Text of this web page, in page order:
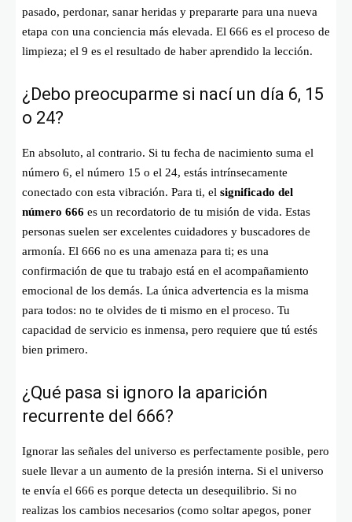
pasado, perdonar, sanar heridas y prepararte para una nueva
etapa con una conciencia más elevada. El 666 es el proceso de
limpieza; el 9 es el resultado de haber aprendido la lección.
¿Debo preocuparme si nací un día 6, 15
o 24?
En absoluto, al contrario. Si tu fecha de nacimiento suma el
número 6, el número 15 o el 24, estás intrínsecamente
conectado con esta vibración. Para ti, el significado del
número 666 es un recordatorio de tu misión de vida. Estas
personas suelen ser excelentes cuidadores y buscadores de
armonía. El 666 no es una amenaza para ti; es una
confirmación de que tu trabajo está en el acompañamiento
emocional de los demás. La única advertencia es la misma
para todos: no te olvides de ti mismo en el proceso. Tu
capacidad de servicio es inmensa, pero requiere que tú estés
bien primero.
¿Qué pasa si ignoro la aparición
recurrente del 666?
Ignorar las señales del universo es perfectamente posible, pero
suele llevar a un aumento de la presión interna. Si el universo
te envía el 666 es porque detecta un desequilibrio. Si no
realizas los cambios necesarios (como soltar apegos, poner